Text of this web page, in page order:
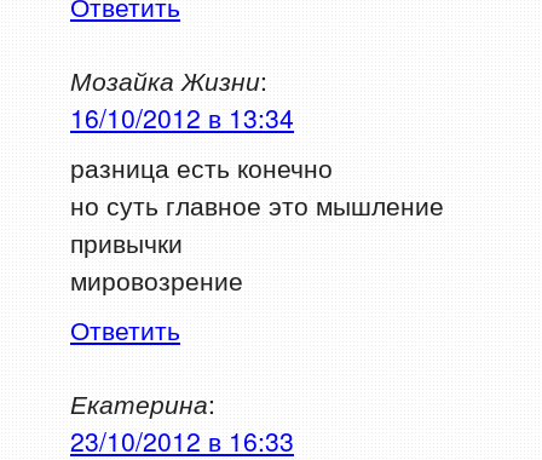
Мозайка Жизни:
16/10/2012 в 13:34
разница есть конечно
но суть главное это мышление
привычки
мировозрение
Ответить
Екатерина:
23/10/2012 в 16:33